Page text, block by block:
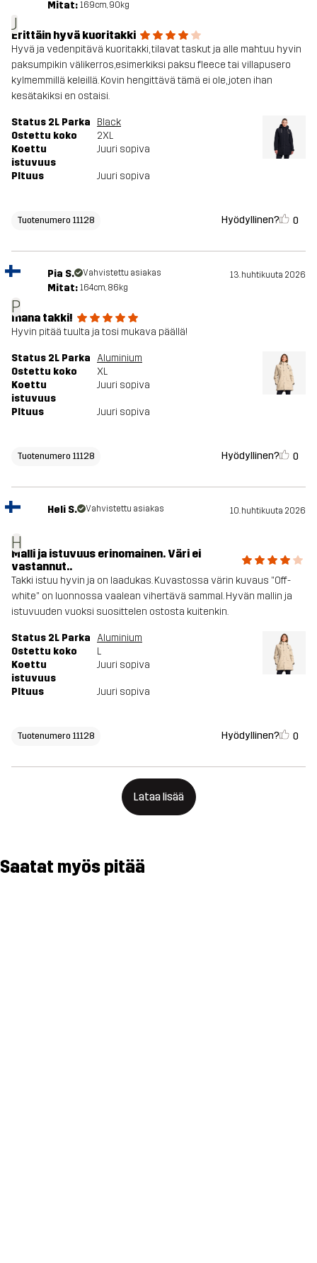
J
Mitat: 169cm, 90kg
Erittäin hyvä kuoritakki
Hyvä ja vedenpitävä kuoritakki, tilavat taskut ja alle mahtuu hyvin
paksumpikin välikerros,esimerkiksi paksu fleece tai villapusero
kylmemmillä keleillä. Kovin hengittävä tämä ei ole, joten ihan
kesätakiksi en ostaisi.
Status 2L Parka
Black
Ostettu koko
2XL
Koettu
istuvuus
Juuri sopiva
PItuus Juuri sopiva
Tuotenumero 11128 Hyödyllinen? 0
P
Pia S. Vahvistettu asiakas 13. huhtikuuta 2026
Mitat: 164cm, 86kg
Ihana takki!
Hyvin pitää tuulta ja tosi mukava päällä!
Status 2L Parka
Aluminium
Ostettu koko
XL
Koettu
istuvuus
Juuri sopiva
PItuus Juuri sopiva
Tuotenumero 11128 Hyödyllinen? 0
H
Heli S. Vahvistettu asiakas 10. huhtikuuta 2026
Malli ja istuvuus erinomainen. Väri ei
vastannut..
Takki istuu hyvin ja on laadukas. Kuvastossa värin kuvaus "Off-
white" on luonnossa vaalean vihertävä sammal. Hyvän mallin ja
istuvuuden vuoksi suosittelen ostosta kuitenkin.
Status 2L Parka
Aluminium
Ostettu koko
L
Koettu
istuvuus
Juuri sopiva
PItuus Juuri sopiva
Tuotenumero 11128 Hyödyllinen? 0
Lataa lisää
Saatat myös pitää